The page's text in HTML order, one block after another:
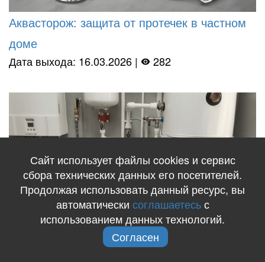
Аквасторож: защита от протечек в частном
доме
Дата выхода: 16.03.2026 | 282
Тренды автономного водоснабжения дома –
Сайт использует файлы cookies и сервис
сбора технических данных его посетителей.
Продолжая использовать данный ресурс, вы
автоматически соглашаетесьс
использованием данных технологий.
Согласен